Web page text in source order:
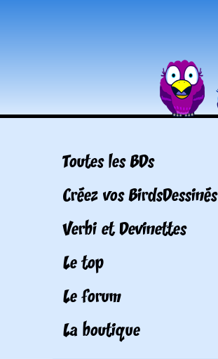
Toutes les BDs
Créez vos BirdsDessinés
Verbi et Devinettes
Le top
Le forum
La boutique